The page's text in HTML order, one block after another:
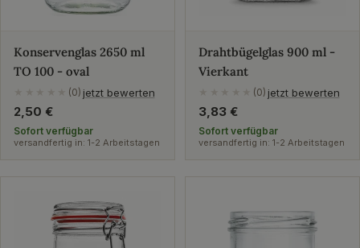
Konservenglas 2650 ml
TO 100 - oval
(0) jetzt bewerten
Regulärer
Preis
2,50 €
Sofort verfügbar
versandfertig in: 1-2 Arbeitstagen
Drahtbügelglas 900 ml -
Vierkant
(0) jetzt bewerten
Regulärer
Preis
3,83 €
Sofort verfügbar
versandfertig in: 1-2 Arbeitstagen